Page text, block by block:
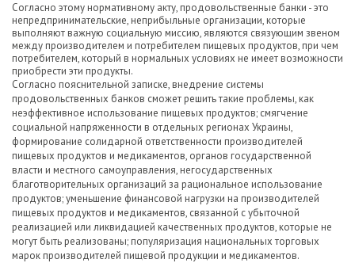
Согласно этому нормативному акту, продовольственные банки - это
непредпринимательские, неприбыльные организации, которые
выполняют важную социальную миссию, являются связующим звеном
между производителем и потребителем пищевых продуктов, при чем
потребителем, который в нормальных условиях не имеет возможности
приобрести эти продукты.
Согласно пояснительной записке, внедрение системы
продовольственных банков сможет решить такие проблемы, как
неэффективное использование пищевых продуктов; смягчение
социальной напряженности в отдельных регионах Украины,
формирование солидарной ответственности производителей
пищевых продуктов и медикаментов, органов государственной
власти и местного самоуправления, негосударственных
благотворительных организаций за рациональное использование
продуктов; уменьшение финансовой нагрузки на производителей
пищевых продуктов и медикаментов, связанной с убыточной
реализацией или ликвидацией качественных продуктов, которые не
могут быть реализованы; популяризация национальных торговых
марок производителей пищевой продукции и медикаментов.